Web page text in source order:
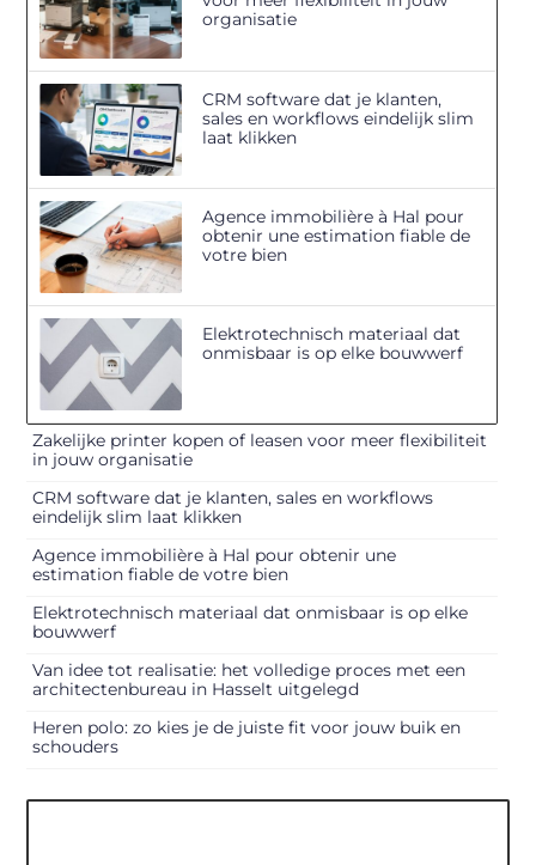
organisatie
CRM software dat je klanten,
sales en workflows eindelijk slim
laat klikken
Agence immobilière à Hal pour
obtenir une estimation fiable de
votre bien
Elektrotechnisch materiaal dat
onmisbaar is op elke bouwwerf
Zakelijke printer kopen of leasen voor meer flexibiliteit
in jouw organisatie
CRM software dat je klanten, sales en workflows
eindelijk slim laat klikken
Agence immobilière à Hal pour obtenir une
estimation fiable de votre bien
Elektrotechnisch materiaal dat onmisbaar is op elke
bouwwerf
Van idee tot realisatie: het volledige proces met een
architectenbureau in Hasselt uitgelegd
Heren polo: zo kies je de juiste fit voor jouw buik en
schouders